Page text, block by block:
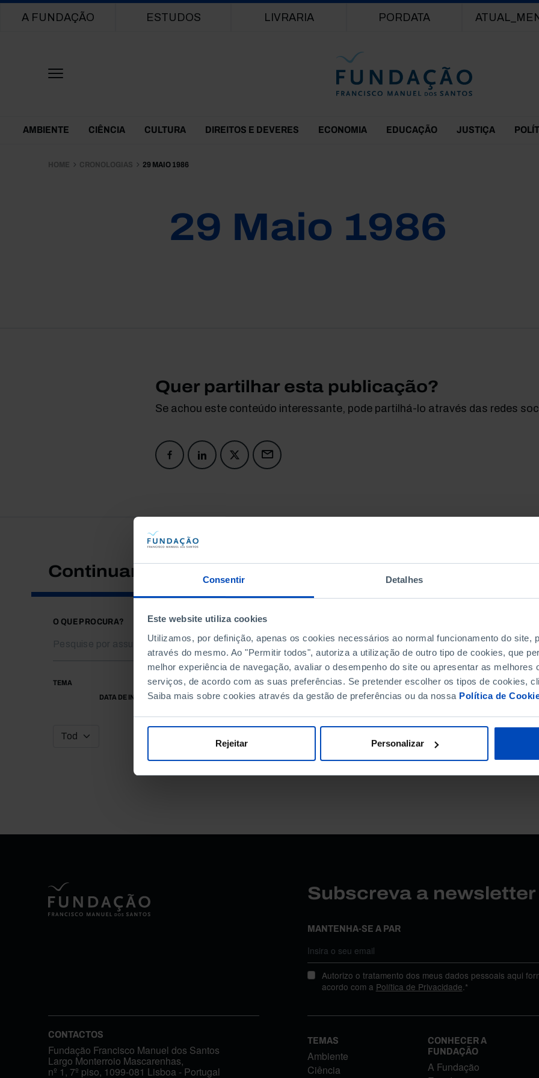
Consentir Detalhes
Este website utiliza cookies
Utilizamos, por definição, apenas os cookies necessários ao normal funcionamento do site,
através do mesmo. Ao "Permitir todos", autoriza a utilização de outro tipo de cookies, que
melhor experiência de navegação, avaliar o desempenho do site ou apresentar as melhores
serviços, de acordo com as suas preferências. Se pretender escolher os tipos de cookies,
Saiba mais sobre cookies através da gestão de preferências ou da nossa Política de
Rejeitar Personalizar
Main navigation
A FUNDAÇÃO ESTUDOS LIVRARIA PORDATA
Themes Menu
AMBIENTE CIÊNCIA CULTURA DIREITOS E DEVERES ECONOMIA EDUCAÇÃO JUSTIÇA
HOME CRONOLOGIAS 29 MAIO 1986
29 Maio 1986
Quer partilhar esta publicação?
Se achou este conteúdo interessante, pode partilhá-lo através das redes
Continuar a pesquisar
O QUE PROCURA?
TEMA
DATA DE INÍCIO
DATA DE FIM
Subscreva a
MANTENHA-SE A PAR
Autorizo o tratamento dos meus dados pessoais aqui
acordo com a Política de Privacidade.*
CONTACTOS
Fundação Francisco Manuel dos Santos
Largo Monterroio Mascarenhas,
nº 1, 7º piso, 1099-081 Lisboa - Portugal
TEMAS
Ambiente
Ciência
CONHECER A
FUNDAÇÃO
A Fundação